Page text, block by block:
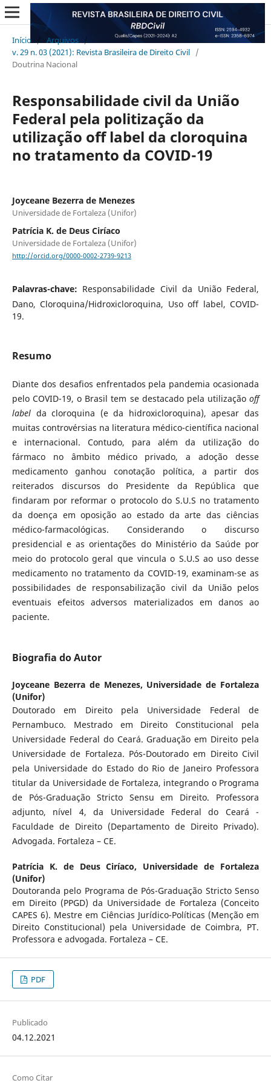
Início Arquivos
/
v. 29 n. 03 (2021): Revista Brasileira de Direito Civil /
Doutrina Nacional
Responsabilidade civil da União
Federal pela politização da
utilização off label da cloroquina
no tratamento da COVID-19
Joyceane Bezerra de Menezes
Universidade de Fortaleza (Unifor)
Patrícia K. de Deus Ciríaco
Universidade de Fortaleza (Unifor)
http://orcid.org/0000-0002-2739-9213
Palavras-chave: Responsabilidade Civil da União Federal,
Dano, Cloroquina/Hidroxicloroquina, Uso off label, COVID-
19.
Resumo
Diante dos desafios enfrentados pela pandemia ocasionada
pelo COVID-19, o Brasil tem se destacado pela utilizaçãooff
labelda cloroquina (e da hidroxicloroquina), apesar das
muitas controvérsias na literatura médico-científica nacional
e internacional. Contudo, para além da utilização do
fármaco no âmbito médico privado, a adoção desse
medicamento ganhou conotação política, a partir dos
reiterados discursos do Presidente da República que
findaram por reformar o protocolo do S.U.S no tratamento
da doença em oposição ao estado da arte das ciências
médico-farmacológicas. Considerando o discurso
presidencial e as orientações do Ministério da Saúde por
meio do protocolo geral que vincula o S.U.S ao uso desse
medicamento no tratamento da COVID-19, examinam-se as
possibilidades de responsabilização civil da União pelos
eventuais efeitos adversos materializados em danos ao
paciente.
Biografia do Autor
Joyceane Bezerra de Menezes, Universidade de Fortaleza
(Unifor)
Doutorado em Direito pela Universidade Federal de
Pernambuco. Mestrado em Direito Constitucional pela
Universidade Federal do Ceará. Graduação em Direito pela
Universidade de Fortaleza. Pós-Doutorado em Direito Civil
pela Universidade do Estado do Rio de Janeiro Professora
titular da Universidade de Fortaleza, integrando o Programa
de Pós-Graduação Stricto Sensu em Direito. Professora
adjunto, nível 4, da Universidade Federal do Ceará -
Faculdade de Direito (Departamento de Direito Privado).
Advogada. Fortaleza – CE.
Patrícia K. de Deus Ciríaco, Universidade de Fortaleza
(Unifor)
Doutoranda pelo Programa de Pós-Graduação Stricto Senso
em Direito (PPGD) da Universidade de Fortaleza (Conceito
CAPES 6). Mestre em Ciências Jurídico-Políticas (Menção em
Direito Constitucional) pela Universidade de Coimbra, PT.
Professora e advogada. Fortaleza – CE.
PDF
Publicado
04.12.2021
Como Citar